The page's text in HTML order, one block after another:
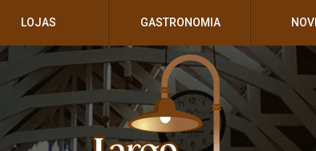
LOJAS GASTRONOMIA